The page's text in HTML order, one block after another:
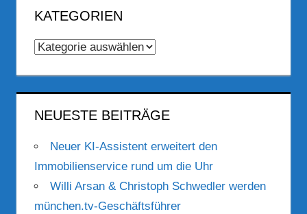
KATEGORIEN
Kategorien
NEUESTE BEITRÄGE
Neuer KI-Assistent erweitert den
Immobilienservice rund um die Uhr
Willi Arsan & Christoph Schwedler werden
münchen.tv-Geschäftsführer